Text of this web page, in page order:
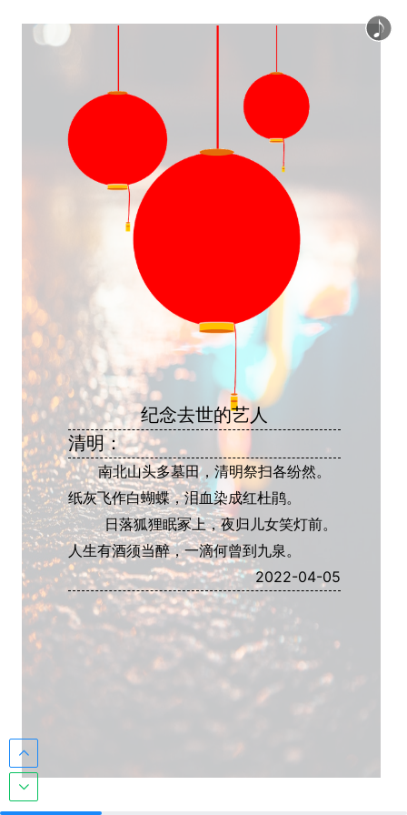
纪念去世的艺人
清明：
南北山头多墓田，清明祭扫各纷然。
纸灰飞作白蝴蝶，泪血染成红杜鹃。
日落狐狸眠冢上，夜归儿女笑灯前。
人生有酒须当醉，一滴何曾到九泉。
2022-04-05